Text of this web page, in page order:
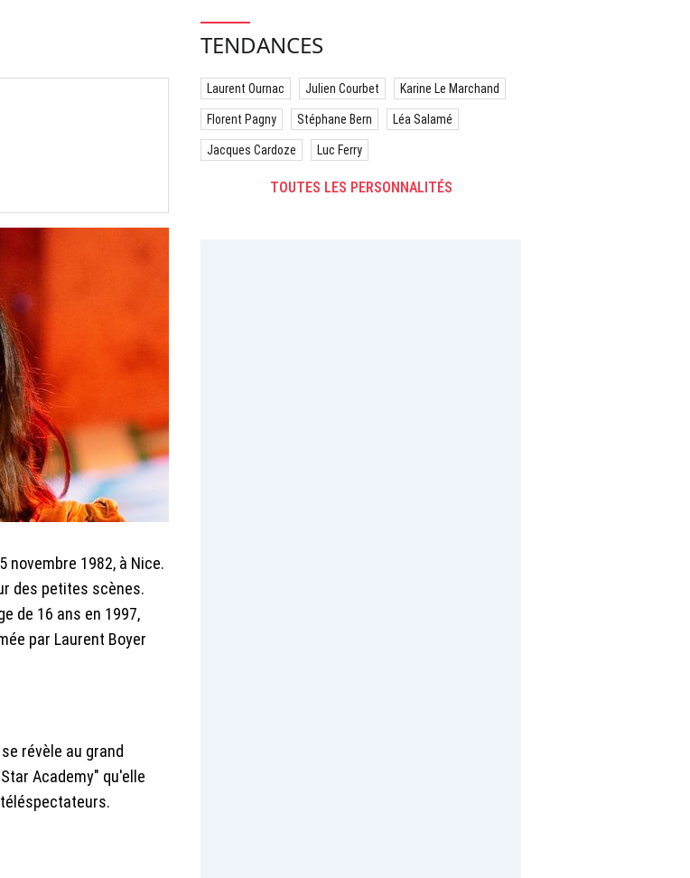
1982, à Nice.
des petites scènes.
de 16 ans en 1997,
par Laurent Boyer
révèle au grand
Academy" qu'elle
TENDANCES
Laurent Ournac Julien Courbet Karine Le Marchand
Florent Pagny Stéphane Bern Léa Salamé
Jacques Cardoze Luc Ferry
TOUTES LES PERSONNALITÉS